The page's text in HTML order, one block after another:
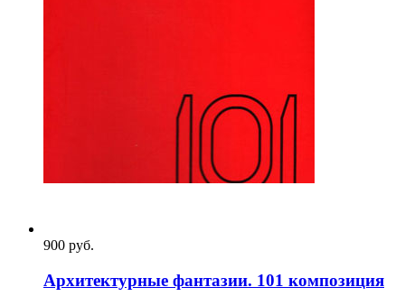
900 pуб.
Архитектурные фантазии. 101 композиция